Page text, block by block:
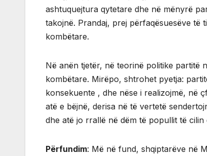
ashtuquejtura qytetare dhe në mënyrë
takojnë. Prandaj, prej përfaqësuesëve të
kombëtare.
Në anën tjetër, në teorinë politike partitë
kombëtare. Mirëpo, shtrohet pyetja:
konsekuente , dhe nëse i realizojmë, në
atë e bëjnë, derisa në të vertetë
dhe atë jo rrallë në dëm të popullit të
Përfundim: Më në fund, shqiptarëve në